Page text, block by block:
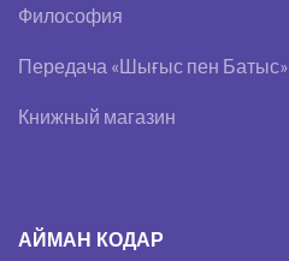
Философия
Передача «Шығыс пен Батыс»
Книжный магазин
АЙМАН КОДАР